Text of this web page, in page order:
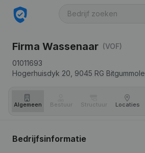
Firma Wassenaar (VOF)
01011693
Hogerhuisdyk 20, 9045 RG Bitgummole
Algemeen Bestuur Structuur Locaties
Bedrijfsinformatie